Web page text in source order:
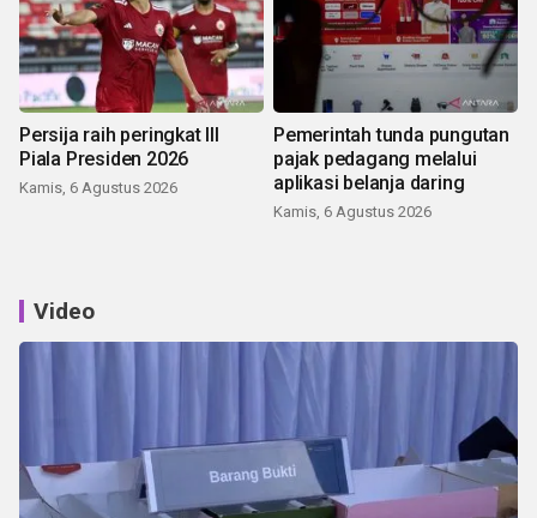
Persija raih peringkat III
Piala Presiden 2026
Kamis, 6 Agustus 2026
Pemerintah tunda pungutan
pajak pedagang melalui
aplikasi belanja daring
Kamis, 6 Agustus 2026
Video